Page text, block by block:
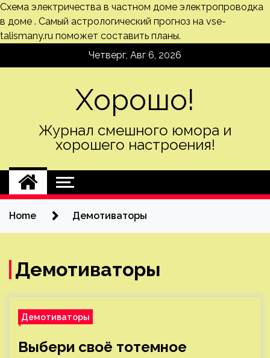
Схема электричества в частном доме электропроводка
в доме . Самый астрологический прогноз на vse-
talismany.ru поможет составить планы.
Четверг, Авг 6, 2026
Хорошо!
Журнал смешного юмора и
хорошего настроения!
Home Демотиваторы
Демотиваторы
Демотиваторы
Выбери своё тотемное